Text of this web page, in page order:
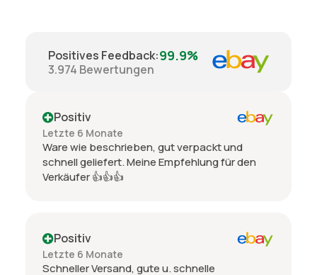
Positives Feedback:99.9%
3.974 Bewertungen
Positiv
Letzte 6 Monate
Ware wie beschrieben, gut verpackt und
schnell geliefert. Meine Empfehlung für den
Verkäufer 👍👍👍
Positiv
Letzte 6 Monate
Schneller Versand, gute u. schnelle